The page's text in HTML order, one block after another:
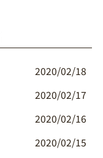
2020/02/18
2020/02/17
2020/02/16
2020/02/15